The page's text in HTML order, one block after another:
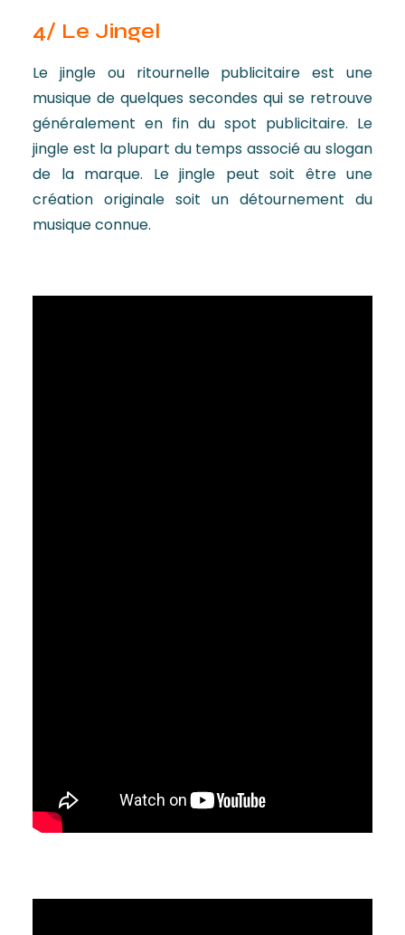
4/ Le Jingel
Le jingle ou ritournelle publicitaire est une
musique de quelques secondes qui se retrouve
généralement en fin du spot publicitaire. Le
jingle est la plupart du temps associé au slogan
de la marque. Le jingle peut soit être une
création originale soit un détournement du
musique connue.